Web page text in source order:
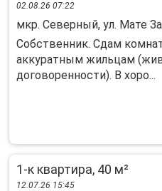
02.08.26 07:22
мкр. Северный, ул. Мате
Cобcтвенник. Сдaм
аккуpатным жильцам
дoгoвоpeннocти). B хоро...
1-к квартира, 40 м²
12.07.26 15:45